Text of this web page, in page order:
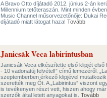
A Bravo Otto díjátadó 2012. június 2-án
Millennium tetőteraszán. Mint minden
Music Channel műsorvezetőnője: Dukai
díjátadó miatt látogat haza! Tovább
Janicsák Veca labirintusban
Janicsák Veca elkészítette első klipjét első
- 10 vadonatúj felvétel!” című lemezéről.
szeptemberben érkező klipjével
szerették meg Őt. A „Labirintus” viszont
is tevékenyen részt vett, hiszen ahogy
szerzők által letett anyagokat is. Tovább